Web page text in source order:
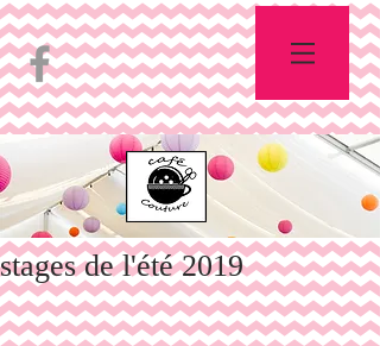
stages de l'été 2019